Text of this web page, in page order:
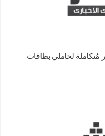
مُتكاملة لحاملي بطاقات